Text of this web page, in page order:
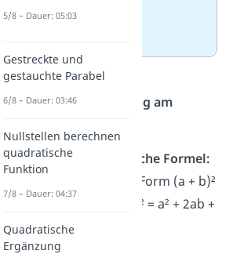
2,25y² + 18y + 36
Schritt-für-Schritt-Lösung am
Erkenne die binomische Formel:
Die Klammer hat die Form (a + b)²
Das bedeutet: (a + b)² = a² + 2ab +
b²
5/8 – Dauer: 05:03
Gestreckte und
gestauchte Parabel
6/8 – Dauer: 03:46
Nullstellen berechnen
quadratische
Funktion
7/8 – Dauer: 04:37
Quadratische
Ergänzung